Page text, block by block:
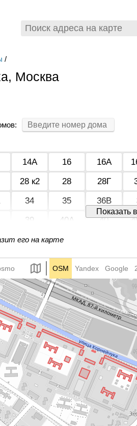
/
Москва
14А 16 16А
28 к2 28 28Г
34 35 36В
39 40А 40
46 с1 46
52А/1 52А 52
58В 59 59А
Показать
его на карте
OSM Yandex Google